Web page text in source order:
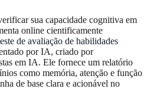
sua capacidade cognitiva em
online cientificamente
de avaliação de habilidades
por IA, criado por
em IA. Ele fornece um relatório
como memória, atenção e função
de base clara e acionável no